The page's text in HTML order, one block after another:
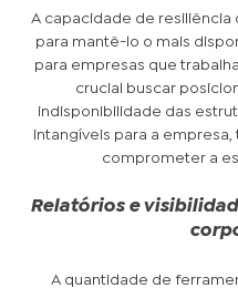
A capacidade de resiliência
para mantê-lo o mais
para empresas que
crucial buscar
indisponibilidade das
intangíveis para a
comprometer a
Relatórios e
A quantidade de